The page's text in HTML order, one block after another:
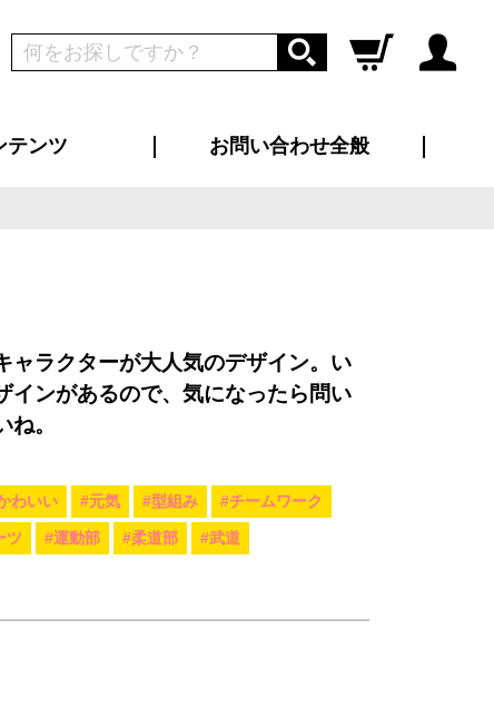
ログイン
テンツ お問い合わせ全般
ャラクターが大人気のデザイン。い
インがあるので、気になったら問い
。
わいい #元気 #型組み #チームワーク
ツ #運動部 #柔道部 #武道